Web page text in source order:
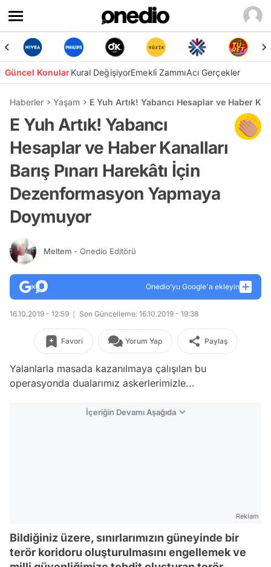
Güncel KonularKural DeğişiyorEmekli ZammıAcı Gerçekler
Haberler Yaşam E Yuh Artık! Yabancı Hesaplar ve Haber
E Yuh Artık! Yabancı
Hesaplar ve Haber Kanalları
Barış Pınarı Harekâtı İçin
Dezenformasyon Yapmaya
Doymuyor
Meltem - Onedio Editörü
Onedio’yu Google'a ekleyin
16.10.2019 - 12:59 Son Güncelleme: 16.10.2019 - 19:38
Favori Yorum Yap Paylaş
Yalanlarla masada kazanılmaya çalışılan bu
operasyonda dualarımız askerlerimizle...
İçeriğin Devamı Aşağıda
Reklam
Bildiğiniz üzere, sınırlarımızın güneyinde bir
terör koridoru oluşturulmasını engellemek ve